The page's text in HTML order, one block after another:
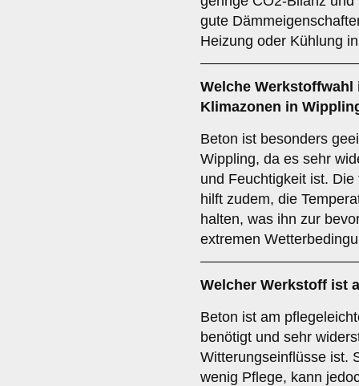
gute
Heizung oder Kühlung
Welche
Klimazonen in
Beton ist besonders
Wippling, da es sehr
und Feuchtigkeit ist.
hilft zudem, die
halten, was ihn zur
extremen
Welcher Werkstoff ist
Beton ist am
benötigt und sehr
Witterungseinflüsse ist.
wenig Pflege, kann